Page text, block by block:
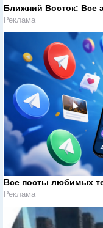
Ближний Восток: Все
Реклама
Все посты любимых
Реклама